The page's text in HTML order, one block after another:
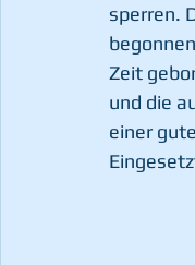
sperren.
Zeit
und die
einer